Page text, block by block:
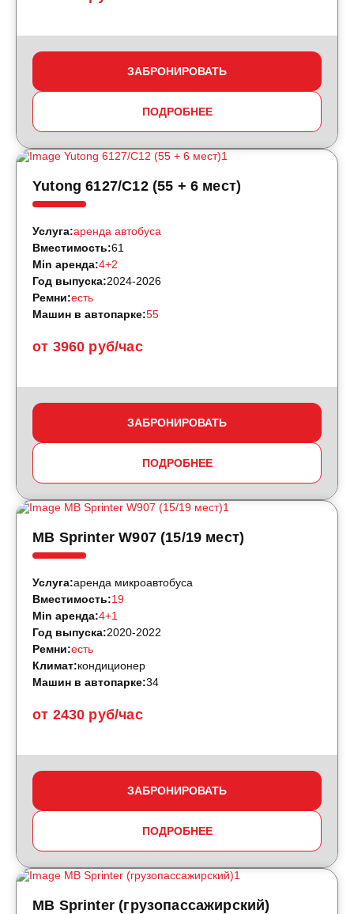
ЗАБРОНИРОВАТЬ
ПОДРОБНЕЕ
Yutong 6127/С12 (55 + 6 мест)
от 3960 руб/час
Услуга:аренда автобуса
Вместимость:61
Min аренда:4+2
Год выпуска:2024-2026
Ремни:есть
Машин в автопарке:55
ЗАБРОНИРОВАТЬ
ПОДРОБНЕЕ
MB Sprinter W907 (15/19 мест)
от 2430 руб/час
Услуга:аренда микроавтобуса
Вместимость:19
Min аренда:4+1
Год выпуска:2020-2022
Ремни:есть
Климат:кондиционер
Машин в автопарке:34
ЗАБРОНИРОВАТЬ
ПОДРОБНЕЕ
MB Sprinter (грузопассажирский)